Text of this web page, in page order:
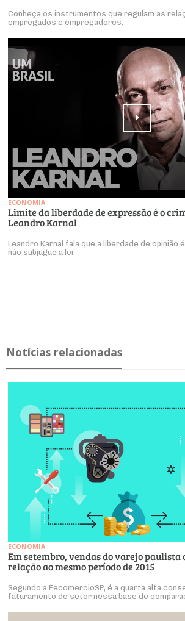
Conheça os instrumentos que regulam as
empregados e empregadores.
ECONOMIA
Limite da liberdade de expressão é o
Leandro Karnal
Leandro Karnal fala que a liberdade de opinião
não subjugue a lei
Notícias relacionadas
ECONOMIA
Em setembro, vendas do varejo paulista
relação ao mesmo período de 2015
Segundo a FecomercioSP, é a quarta alta
faturamento do setor nessa base de